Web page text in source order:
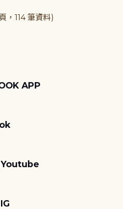
，114 筆資料)
APP
Youtube